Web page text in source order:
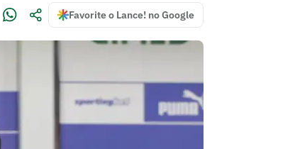
Favorite o Lance! no Google